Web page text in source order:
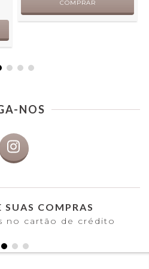
NOS
SUAS COMPRAS
no cartão de crédito